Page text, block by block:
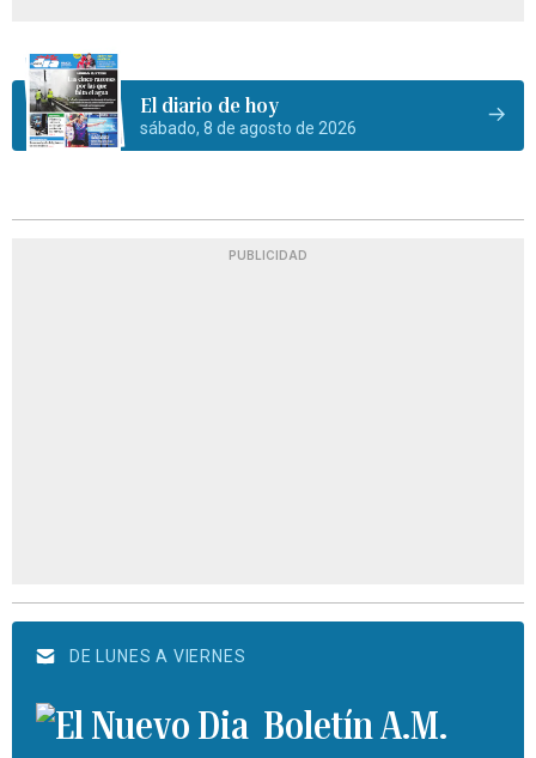
El diario de hoy
sábado, 8 de agosto de 2026
PUBLICIDAD
DE LUNES A VIERNES
Boletín A.M.